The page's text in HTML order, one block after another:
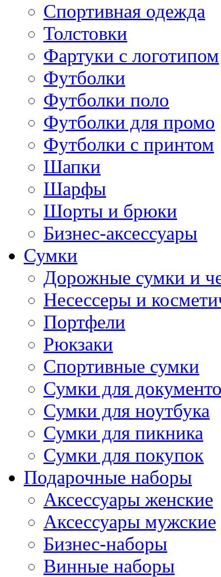
Спортивная одежда
Толстовки
Фартуки с логотипом
Футболки
Футболки поло
Футболки для промо
Футболки с принтом
Шапки
Шарфы
Шорты и брюки
Бизнес-аксессуары
Сумки
Дорожные сумки и
Несессеры и
Портфели
Рюкзаки
Спортивные сумки
Сумки для
Сумки для ноутбука
Сумки для пикника
Сумки для покупок
Подарочные наборы
Аксессуары женские
Аксессуары мужские
Бизнес-наборы
Винные наборы